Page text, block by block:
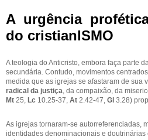
A urgência
do cristianISMO
A teologia do Anticristo, embora faça parte
secundária. Contudo, movimentos
medida que as igrejas se afastaram de sua
radical da justiça, da compaixão, da
Mt 25, Lc 10.25-37, At 2.42-47, Gl 3.28)
As igrejas tornaram-se autorreferenciadas,
identidades denominacionais e doutrinárias